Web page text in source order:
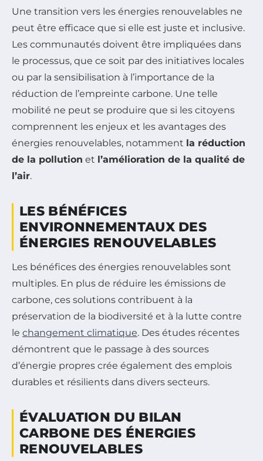
Une transition vers les énergies renouvelables ne
peut être efficace que si elle est juste et inclusive.
Les communautés doivent être impliquées dans
le processus, que ce soit par des initiatives locales
ou par la sensibilisation à l’importance de la
réduction de l’empreinte carbone. Une telle
mobilité ne peut se produire que si les citoyens
comprennent les enjeux et les avantages des
énergies renouvelables, notamment la réduction
de la pollution et l’amélioration de la qualité de
l’air.
LES BÉNÉFICES
ENVIRONNEMENTAUX DES
ÉNERGIES RENOUVELABLES
Les bénéfices des énergies renouvelables sont
multiples. En plus de réduire les émissions de
carbone, ces solutions contribuent à la
préservation de la biodiversité et à la lutte contre
le changement climatique. Des études récentes
démontrent que le passage à des sources
d’énergie propres crée également des emplois
durables et résilients dans divers secteurs.
ÉVALUATION DU BILAN
CARBONE DES ÉNERGIES
RENOUVELABLES